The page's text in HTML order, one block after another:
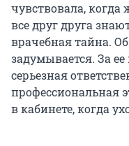
чувствовала, когда
все друг друга
врачебная тайна.
задумывается. За
серьезная
профессиональная
в кабинете, когда